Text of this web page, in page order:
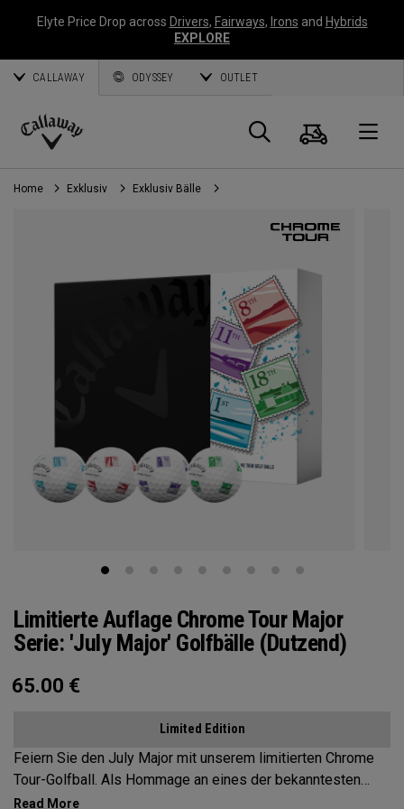
Elyte Price Drop across Drivers, Fairways, Irons and Hybrids
EXPLORE
CALLAWAY ODYSSEY OUTLET
Callaway
Golf
Suche
Home Exklusiv Exklusiv Bälle
Limitierte Auflage Chrome Tour Major
Serie: 'July Major' Golfbälle (Dutzend)
65.00 €
Limited Edition
Feiern Sie den July Major mit unserem limitierten Chrome
Tour-Golfball. Als Hommage an eines der bekanntesten
Löcher des Golfsports zeigt dieses Dutzend vier